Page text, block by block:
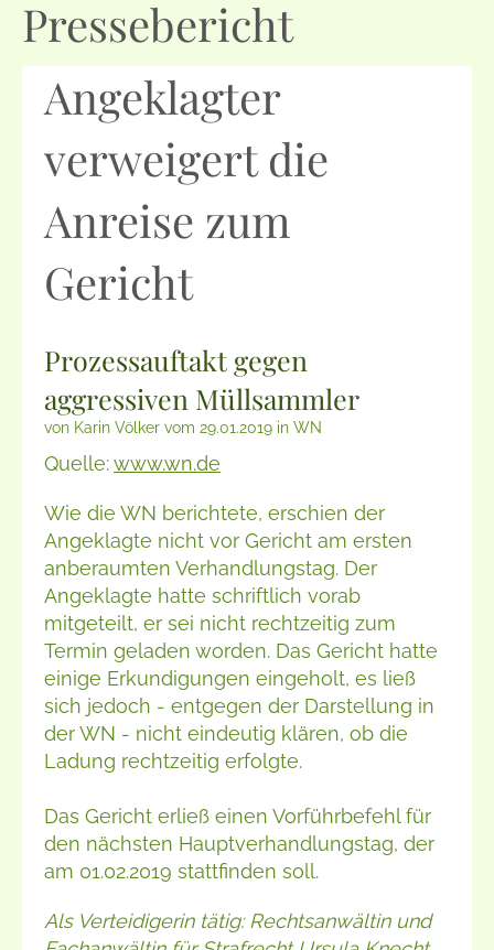
Pressebericht
Angeklagter
verweigert die
Anreise zum
Gericht
Prozessauftakt gegen
aggressiven Müllsammler
von Karin Völker vom 29.01.2019 in WN
Quelle:www.wn.de
Wie die WN berichtete, erschien der
Angeklagte nicht vor Gericht am ersten
anberaumten Verhandlungstag. Der
Angeklagte hatte schriftlich vorab
mitgeteilt, er sei nicht rechtzeitig zum
Termin geladen worden. Das Gericht hatte
einige Erkundigungen eingeholt, es ließ
sich jedoch - entgegen der Darstellung in
der WN - nicht eindeutig klären, ob die
Ladung rechtzeitig erfolgte.
Das Gericht erließ einen Vorführbefehl für
den nächsten Hauptverhandlungstag, der
am 01.02.2019 stattfinden soll.
Als Verteidigerin tätig: Rechtsanwältin und